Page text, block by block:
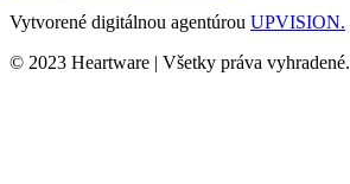
Vytvorené digitálnou agentúrou UPVISION.
© 2023 Heartware | Všetky práva vyhradené.